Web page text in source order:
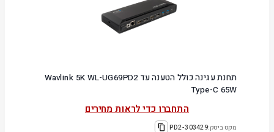
תחנת עגינה כולל הטענה עד Wavlink 5K WL-UG69PD2
Type-C 65W
התחברו כדי לראות מחירים
מקט ביטק:303429-PD2